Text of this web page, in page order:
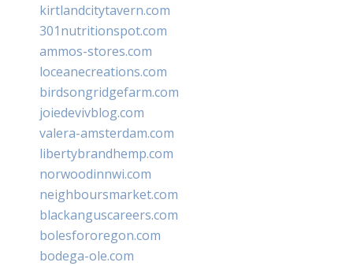
kirtlandcitytavern.com
301nutritionspot.com
ammos-stores.com
loceanecreations.com
birdsongridgefarm.com
joiedevivblog.com
valera-amsterdam.com
libertybrandhemp.com
norwoodinnwi.com
neighboursmarket.com
blackanguscareers.com
bolesfororegon.com
bodega-ole.com